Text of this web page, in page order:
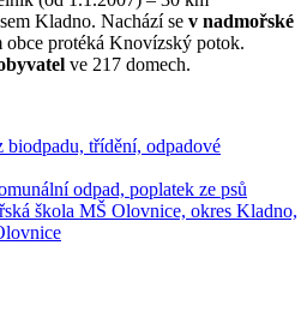
Kladno. Nachází se v nadmořské
obce protéká Knovízský potok.
ve 217 domech.
biodpadu, třídění, odpadové
odpad, poplatek ze psů
škola MŠ Olovnice, okres Kladno,